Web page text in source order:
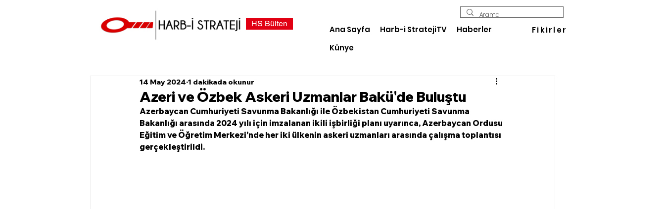
HS Bülten
Ana Sayfa Harb-i StratejiTV
Haberler
Künye
Fikirler
Azeri ve Özbek Askeri Uzmanlar Bakü'de Buluştu
14 May 2024 1 dakikada okunur
Azerbaycan Cumhuriyeti Savunma Bakanlığı ile Özbekistan Cumhuriyeti Savunma
Bakanlığı arasında 2024 yılı için imzalanan ikili işbirliği planı uyarınca, Azerbaycan Ordusu
Eğitim ve Öğretim Merkezi'nde her iki ülkenin askeri uzmanları arasında çalışma toplantısı
gerçekleştirildi.